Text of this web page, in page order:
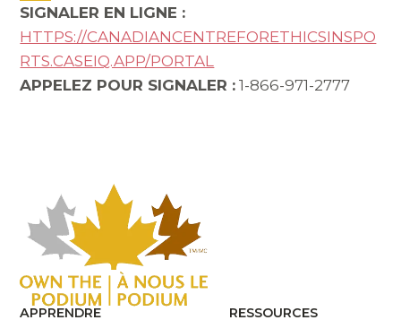
SIGNALER EN LIGNE :
HTTPS://CANADIANCENTREFORETHICSINSPO
RTS.CASEIQ.APP/PORTAL
APPELEZ POUR SIGNALER : 1-866-971-2777
APPRENDRE RESSOURCES